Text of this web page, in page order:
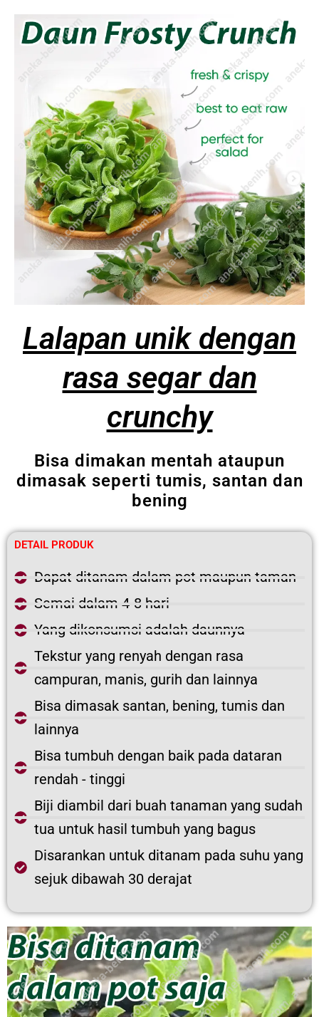
Lalapan unik dengan
rasa segar dan
crunchy
Bisa dimakan mentah ataupun
dimasak seperti tumis, santan dan
bening
DETAIL PRODUK
Dapat ditanam dalam pot maupun taman
Semai dalam 4-8 hari
Yang dikonsumsi adalah daunnya
Tekstur yang renyah dengan rasa
campuran, manis, gurih dan lainnya
Bisa dimasak santan, bening, tumis dan
lainnya
Bisa tumbuh dengan baik pada dataran
rendah - tinggi
Biji diambil dari buah tanaman yang sudah
tua untuk hasil tumbuh yang bagus
Disarankan untuk ditanam pada suhu yang
sejuk dibawah 30 derajat